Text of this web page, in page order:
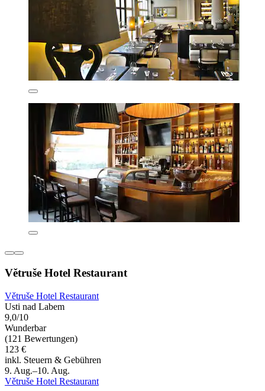
Větruše Hotel Restaurant
Větruše Hotel Restaurant
Usti nad Labem
9,0/10
Wunderbar
(121 Bewertungen)
123 €
inkl. Steuern & Gebühren
9. Aug.–10. Aug.
Větruše Hotel Restaurant